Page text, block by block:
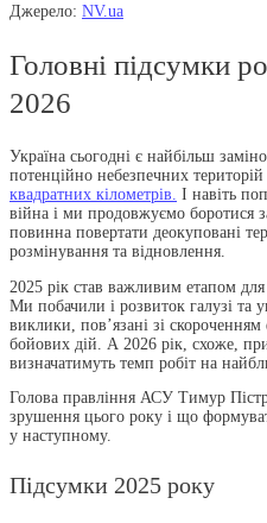
Джерело: NV.ua
Головні підсумки
2026
Україна сьогодні є найбільш
потенційно небезпечних територій
квадратних кілометрів. І навіть
війна і ми продовжуємо боротися
повинна повертати деокуповані
розмінування та відновлення.
2025 рік став важливим етапом для
Ми побачили і розвиток галузі та
виклики, пов’язані зі
бойових дій. А 2026 рік, схоже,
визначатимуть темп робіт на
Голова правління АСУ Тимур
зрушення цього року і що
у наступному.
Підсумки 2025 року